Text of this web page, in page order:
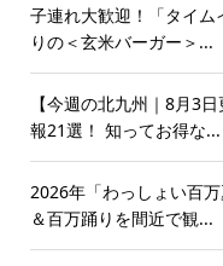
子連れ大歓迎！「タイ
りの＜玄米バーガー＞...
【今週の北九州｜8月3
報21選！ 知ってお得な...
2026年「わっしょい百
＆百万踊りを間近で観...